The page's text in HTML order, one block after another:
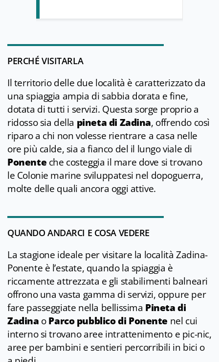
PERCHÉ VISITARLA
Il territorio delle due località è caratterizzato da
una spiaggia ampia di sabbia dorata e fine,
dotata di tutti i servizi. Questa sorge proprio a
ridosso sia della pineta di Zadina, offrendo così
riparo a chi non volesse rientrare a casa nelle
ore più calde, sia a fianco del il lungo viale di
Ponente che costeggia il mare dove si trovano
le Colonie marine sviluppatesi nel dopoguerra,
molte delle quali ancora oggi attive.
QUANDO ANDARCI E COSA VEDERE
La stagione ideale per visitare la località Zadina-
Ponente è l’estate, quando la spiaggia è
riccamente attrezzata e gli stabilimenti balneari
offrono una vasta gamma di servizi, oppure per
fare passeggiate nella bellissima Pineta di
Zadina oParco pubblico di Ponente nel cui
interno si trovano aree intrattenimento e pic-nic,
aree per bambini e sentieri percorribili in bici o